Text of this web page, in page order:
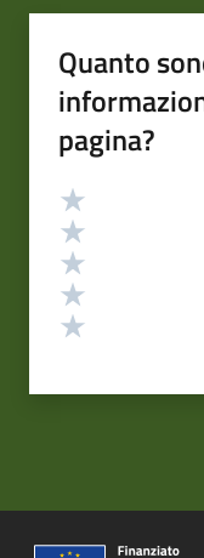
Quanto
pagina?
Valutazione